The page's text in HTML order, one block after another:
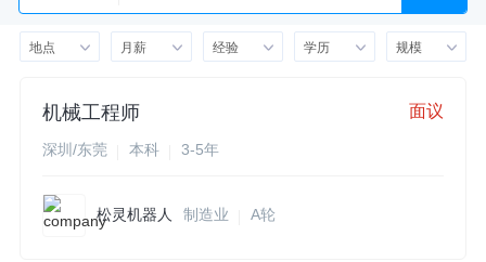
地点 月薪 经验 学历 规模
机械工程师 面议
深圳/东莞 本科 3-5年
松灵机器人 制造业 A轮